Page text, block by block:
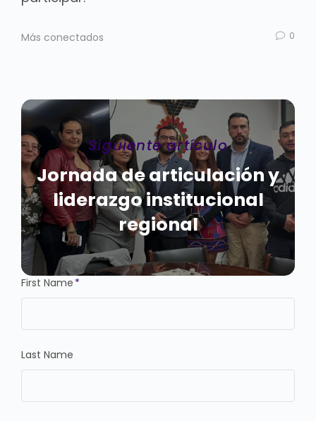
Más conectados 0
Siguiente artículo
Jornada de articulación y
liderazgo institucional
regional
First Name *
Last Name